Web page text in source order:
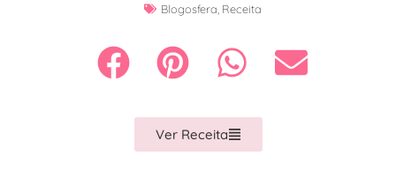
Blogosfera Receita
Ver Receita